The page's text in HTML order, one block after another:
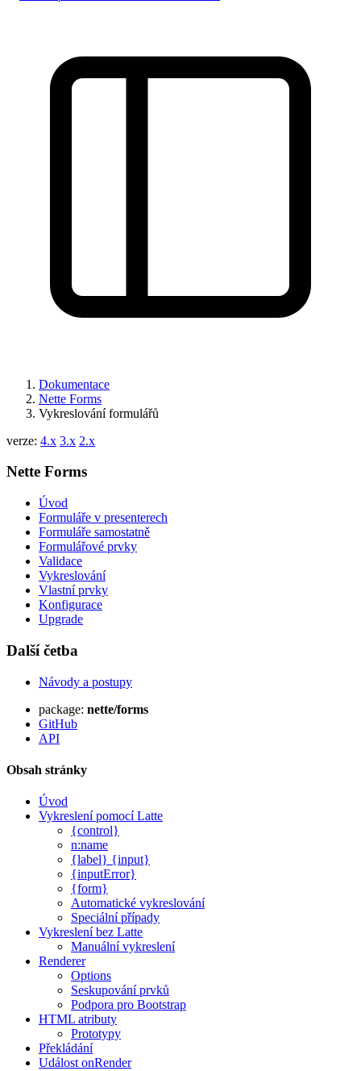
Dokumentace
Nette Forms
Vykreslování formulářů
verze: 4.x 3.x 2.x
Nette Forms
Úvod
Formuláře v presenterech
Formuláře samostatně
Formulářové prvky
Validace
Vykreslování
Vlastní prvky
Konfigurace
Upgrade
Další četba
Návody a postupy
package: nette/forms
GitHub
API
Obsah stránky
Úvod
Vykreslení pomocí Latte
{control}
n:name
{label} {input}
{inputError}
{form}
Automatické vykreslování
Speciální případy
Vykreslení bez Latte
Manuální vykreslení
Renderer
Options
Seskupování prvků
Podpora pro Bootstrap
HTML atributy
Prototypy
Překládání
Událost onRender